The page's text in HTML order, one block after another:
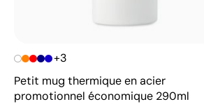
+3
Petit mug thermique en acier
promotionnel économique 290ml